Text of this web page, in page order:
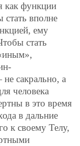
как функции
вполне
ему
стать
сакрально, а
человека
в это время
в дальние
к своему Телу,